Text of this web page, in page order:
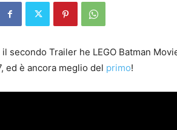
il secondo Trailer he LEGO Batman
ed è ancora meglio del primo!